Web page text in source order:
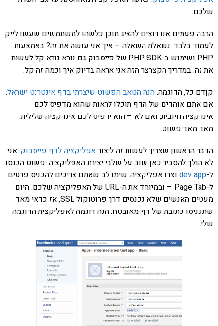
שלכם.
הרבה פעמים אנו רוצים להציג תוכן כלשהו למשתמשים שעשו לייק
לעמוד בלבד. נשאלת השאלה – איך אני עושה את זה? באמצעות
PHP ושימוש ב-PHP SDK של פייסבוק גם נורא נורא קל לעשות
את זה. במדריך הקצרצר הזה אני אראה בדיוק איך וכמה זה קל.
קןדם כל, הדוגמה.הנה הטאב הפשוט שיצרתי בדף אינטרנט ישראל.
אם אתם אוהדים של הדף תוכלו לראות שהוא מדפיס לכם
אינדקציה חיובית, ואם לא – הוא ידפיס לכם אינדקציה שלילית.
מאד מאד פשוט.
הדבר הראשון שצריך לעשות זה ליצוראפליקציה לדף פייסבוק.אני
לא הולך להסביר כאן שוב על שלבי יצירת האפליקציה. פשוט הכנסו
ל-dev app וצרו אפליקציה. שימו לב שאתם צריכים להכניס פרטים
ל-Page Tab – ובמיוחד את ה-URL של האפליקציה שלכם. היום
מעטים האנשים שלא נכנסים דרך פרוטוקול SSL, אז כדאי מאד
שתכניסו כתובת של דף מאובטח. הנה דוגמה לאפליקצית הדוגמה
שלי: